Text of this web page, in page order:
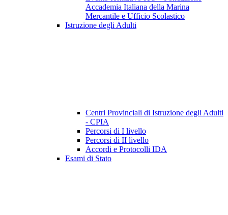
Accademia Italiana della Marina
Mercantile e Ufficio Scolastico
Istruzione degli Adulti
Centri Provinciali di Istruzione degli Adulti
- CPIA
Percorsi di I livello
Percorsi di II livello
Accordi e Protocolli IDA
Esami di Stato